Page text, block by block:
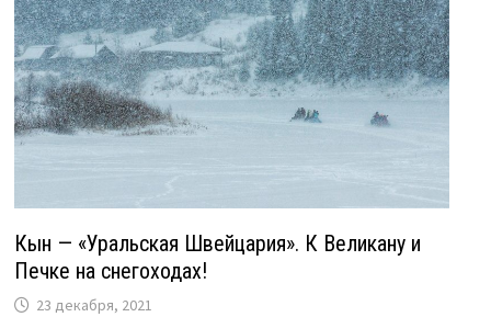
Кын — «Уральская Швейцария». К Великану и
Печке на снегоходах!
23 декабря, 2021